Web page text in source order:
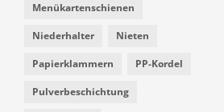
Menükartenschienen
Niederhalter Nieten
Papierklammern PP-Kordel
Pulverbeschichtung